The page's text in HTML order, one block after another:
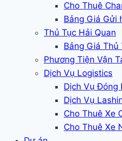
Cho Thuê
Bảng Giá Gửi
Thủ Tục Hải Quan
Bảng Giá Thủ
Phương Tiện Vận
Dịch Vụ Logistics
Dịch Vụ Đóng
Dịch Vụ
Cho Thuê Xe
Cho Thuê Xe